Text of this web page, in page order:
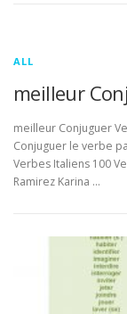
ALL
meilleur
meilleur Conjuguer
Conjuguer le verbe
Verbes Italiens 100
Ramirez Karina …